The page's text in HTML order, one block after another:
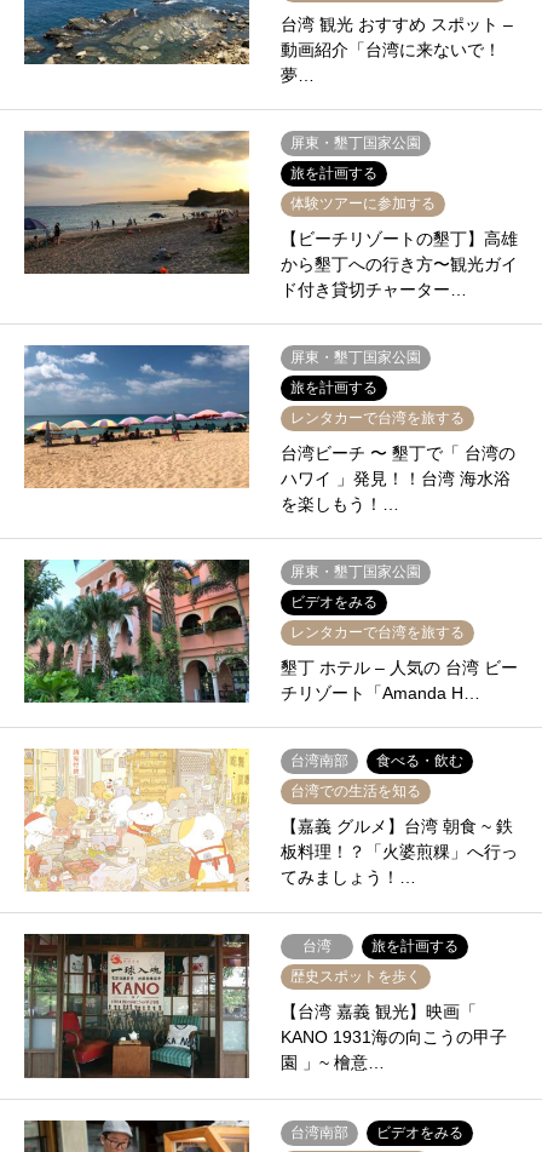
台湾 観光 おすすめ スポット –
動画紹介「台湾に来ないで！
夢…
屏東・墾丁国家公園
旅を計画する
体験ツアーに参加する
【ビーチリゾートの墾丁】高雄
から墾丁への行き方〜観光ガイ
ド付き貸切チャーター…
屏東・墾丁国家公園
旅を計画する
レンタカーで台湾を旅する
台湾ビーチ 〜 墾丁で「 台湾の
ハワイ 」発見！！台湾 海水浴
を楽しもう！…
屏東・墾丁国家公園
ビデオをみる
レンタカーで台湾を旅する
墾丁 ホテル – 人気の 台湾 ビー
チリゾート「Amanda H…
台湾南部
食べる・飲む
台湾での生活を知る
【嘉義 グルメ】台湾 朝食 ~ 鉄
板料理！？「火婆煎粿」へ行っ
てみましょう！…
台湾
旅を計画する
歴史スポットを歩く
【台湾 嘉義 観光】映画「
KANO 1931海の向こうの甲子
園 」~ 檜意…
台湾南部
ビデオをみる